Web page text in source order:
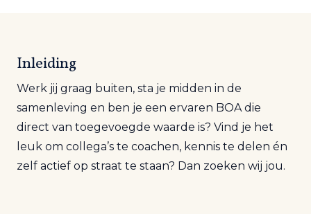
Inleiding
Werk jij graag buiten, sta je midden in de
samenleving en ben je een ervaren BOA die
direct van toegevoegde waarde is? Vind je het
leuk om collega’s te coachen, kennis te delen én
zelf actief op straat te staan? Dan zoeken wij jou.